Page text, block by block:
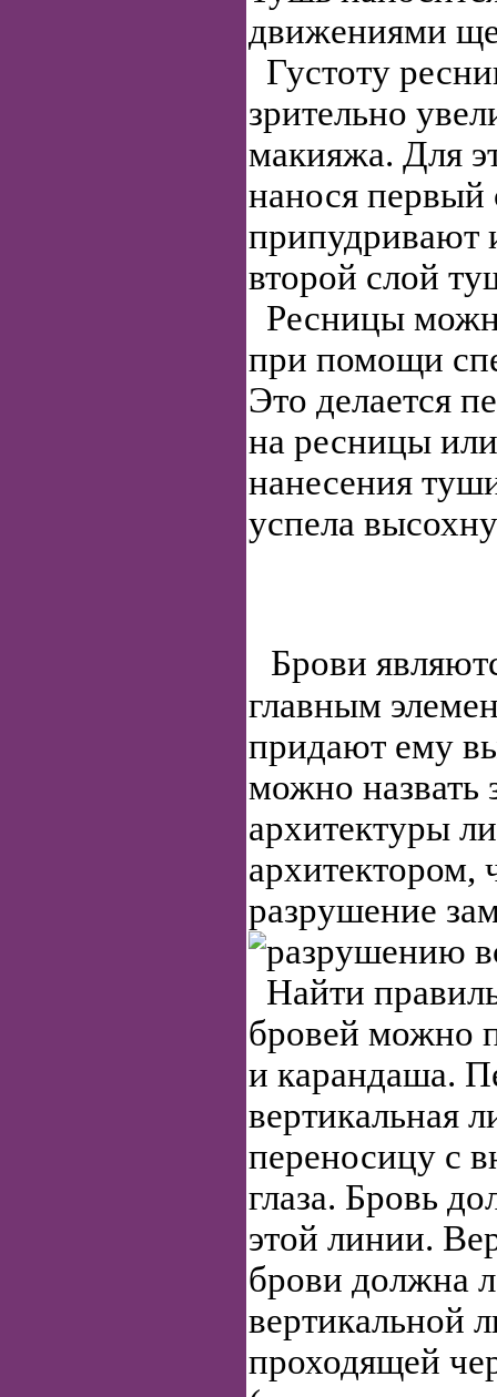
движениями
Густоту
зрительно
макияжа. Для
нанося
припудривают
второй слой
Ресницы
при помощи
Это делается
на ресницы
нанесения
успела
Брови
главным
придают ему
можно назвать
архитектуры
архитектором,
разрушение
разрушению
Найти
бровей можно
и карандаша.
вертикальная
переносицу с
глаза. Бровь
этой линии.
брови должна
вертикальной
проходящей